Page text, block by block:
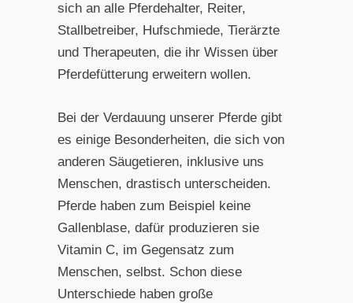
sich an alle Pferdehalter, Reiter,
Stallbetreiber, Hufschmiede, Tierärzte
und Therapeuten, die ihr Wissen über
Pferdefütterung erweitern wollen.
Bei der Verdauung unserer Pferde gibt
es einige Besonderheiten, die sich von
anderen Säugetieren, inklusive uns
Menschen, drastisch unterscheiden.
Pferde haben zum Beispiel keine
Gallenblase, dafür produzieren sie
Vitamin C, im Gegensatz zum
Menschen, selbst. Schon diese
Unterschiede haben große